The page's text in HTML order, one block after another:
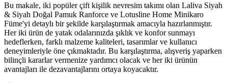
Bu makale, iki popüler çift kişilik nevresim takımı olan Laliva Siyah
& Siyah Doğal Pamuk Ranforce ve Lotusline Home Minikaro
Füme'yi detaylı bir şekilde karşılaştırmak amacıyla hazırlanmıştır.
Her iki ürün de yatak odalarınızda şıklık ve konfor sunmayı
hedeflerken, farklı malzeme kaliteleri, tasarımlar ve kullanıcı
deneyimleriyle öne çıkmaktadır. Bu karşılaştırma, alışveriş yaparken
bilinçli kararlar vermenize yardımcı olacak ve her iki ürünün
avantajları ile dezavantajlarını ortaya koyacaktır.